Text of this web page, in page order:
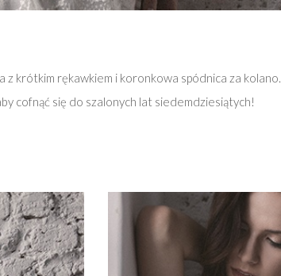
krótkim rękawkiem i koronkowa spódnica za kolano.
cofnąć się do szalonych lat siedemdziesiątych!